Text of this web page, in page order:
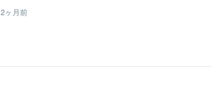
2ヶ月前